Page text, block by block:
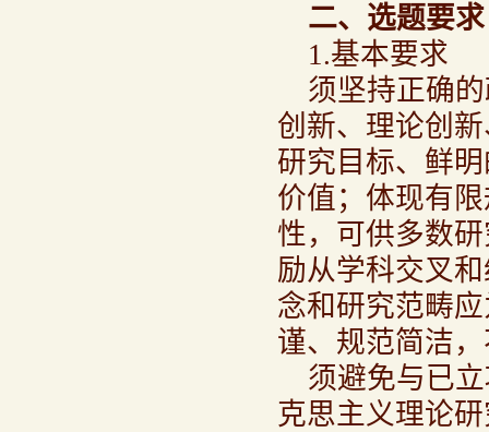
二、选题要求
1.基本要求
须坚持正确
创新、理论创
研究目标、鲜
价值；体现有
性，可供多数
励从学科交叉
念和研究范畴
谨、规范简洁
须避免与已
克思主义理论